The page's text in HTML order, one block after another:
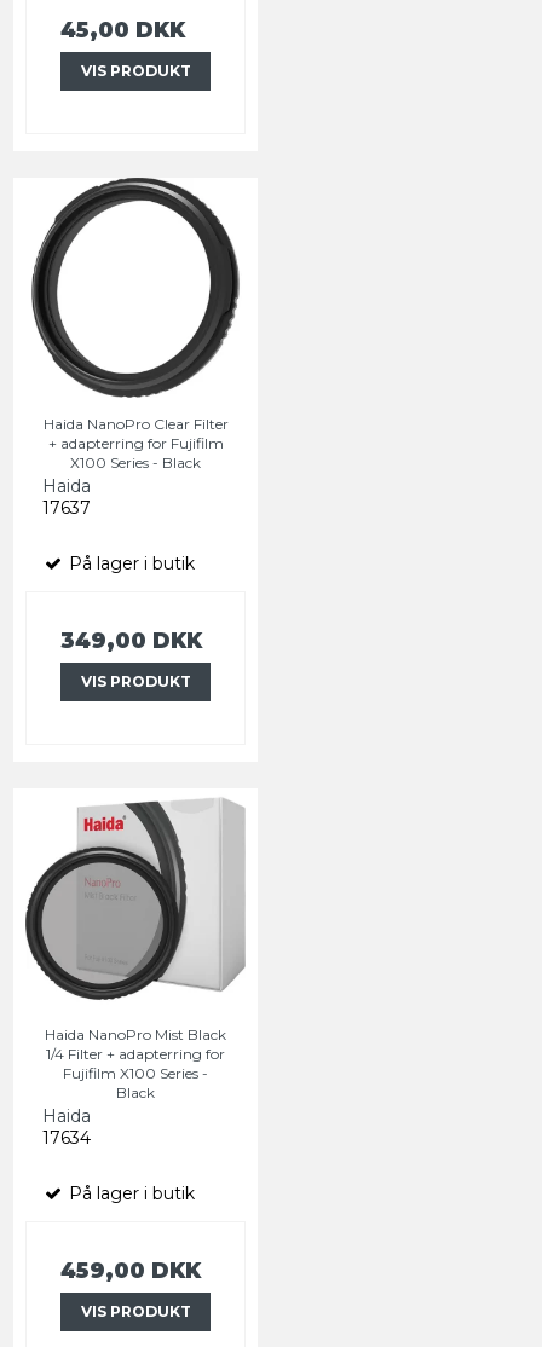
45,00 DKK
VIS PRODUKT
Haida NanoPro Clear Filter
+ adapterring for Fujifilm
X100 Series - Black
Haida
17637
På lager i butik
349,00 DKK
VIS PRODUKT
Haida NanoPro Mist Black
1/4 Filter + adapterring for
Fujifilm X100 Series -
Black
Haida
17634
På lager i butik
459,00 DKK
VIS PRODUKT